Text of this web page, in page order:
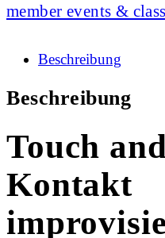
member events &
Beschreibung
Beschreibung
Touch
Kontakt